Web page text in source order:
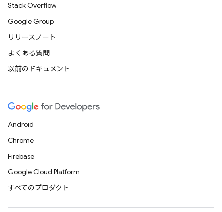
Stack Overflow
Google Group
リリースノート
よくある質問
以前のドキュメント
Android
Chrome
Firebase
Google Cloud Platform
すべてのプロダクト